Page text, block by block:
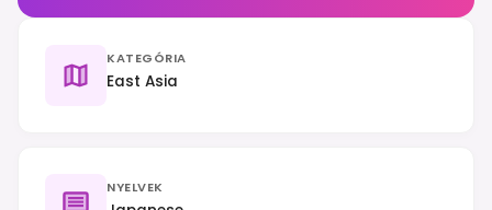
KATEGÓRIA
East Asia
NYELVEK